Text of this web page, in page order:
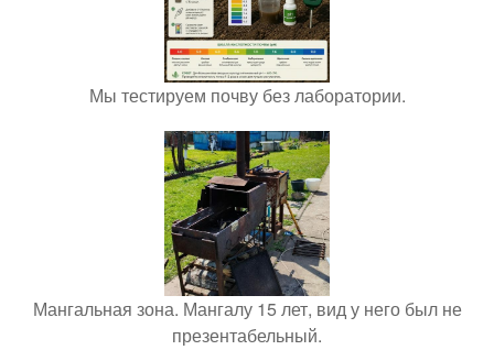
Мы тестируем почву без лаборатории.
Мангальная зона. Мангалу 15 лет, вид у него был не
презентабельный.